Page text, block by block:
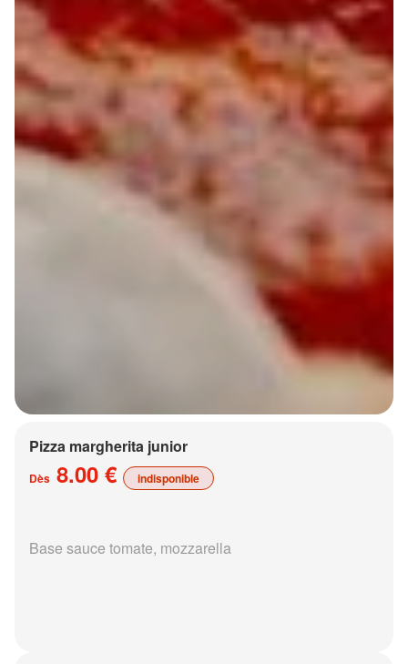
Pizza margherita junior
Dès 8.00 € indisponible
Base sauce tomate, mozzarella